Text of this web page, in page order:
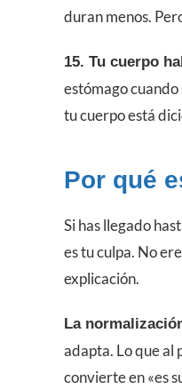
duran menos.
15. Tu cuerpo
estómago cuando
tu cuerpo está
Por qué
Si has llegado
es tu culpa. No
explicación.
La
adapta. Lo que al
convierte en «es